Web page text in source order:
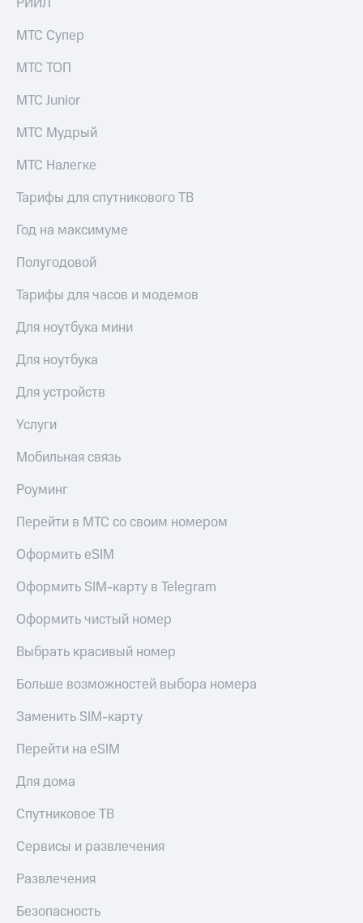
МТС Супер
МТС ТОП
МТС Junior
МТС Мудрый
МТС Налегке
Тарифы для спутникового ТВ
Год на максимуме
Полугодовой
Тарифы для часов и модемов
Для ноутбука мини
Для ноутбука
Для устройств
Услуги
Мобильная связь
Роуминг
Перейти в МТС со своим номером
Оформить eSIM
Оформить SIM-карту в Telegram
Оформить чистый номер
Выбрать красивый номер
Больше возможностей выбора номера
Заменить SIM-карту
Перейти на eSIM
Для дома
Спутниковое ТВ
Сервисы и развлечения
Развлечения
Безопасность